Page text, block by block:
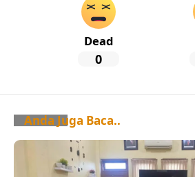
Dead
0
Anda Juga Baca..